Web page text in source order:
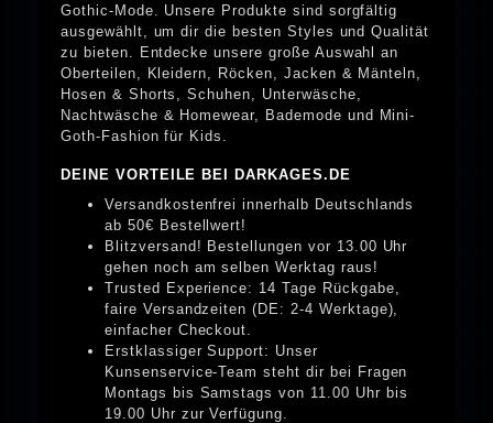
Gothic-Mode. Unsere Produkte sind sorgfältig
ausgewählt, um dir die besten Styles und Qualität
zu bieten. Entdecke unsere große Auswahl an
Oberteilen, Kleidern, Röcken, Jacken & Mänteln,
Hosen & Shorts, Schuhen, Unterwäsche,
Nachtwäsche & Homewear, Bademode und Mini-
Goth-Fashion für Kids.
DEINE VORTEILE BEI DARKAGES.DE
Versandkostenfrei innerhalb Deutschlands
ab 50€ Bestellwert!
Blitzversand! Bestellungen vor 13.00 Uhr
gehen noch am selben Werktag raus!
Trusted Experience: 14 Tage Rückgabe,
faire Versandzeiten (DE: 2-4 Werktage),
einfacher Checkout.
Erstklassiger Support: Unser
Kunsenservice-Team steht dir bei Fragen
Montags bis Samstags von 11.00 Uhr bis
19.00 Uhr zur Verfügung.